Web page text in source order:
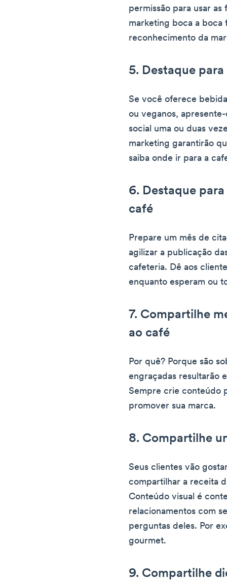
permissão para usar as
marketing boca a boca
reconhecimento da
5. Destaque
Se você oferece
ou veganos,
social uma ou duas
marketing garantirão
saiba onde ir para a
6. Destaque
café
Prepare um mês de
agilizar a publicação
cafeteria. Dê aos
enquanto esperam ou
7. Compartilhe
ao café
Por quê? Porque são
engraçadas resultarão
Sempre crie conteúdo
promover sua marca.
8. Compartilhe
Seus clientes vão
compartilhar a receita
Conteúdo visual é
relacionamentos com
perguntas deles. Por
gourmet.
9. Compartilhe